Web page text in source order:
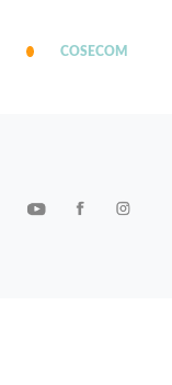
COSECOM